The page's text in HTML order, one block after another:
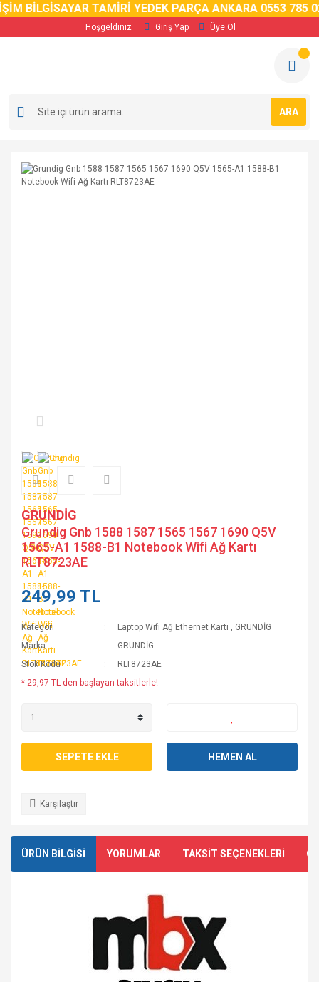
BİLGİSAYAR TAMİRİ YEDEK PARÇA ANKARA 0553 785 02
Hoşgeldiniz Giriş Yap Üye Ol
ARA
GRUNDİG
Grundig Gnb 1588 1587 1565 1567 1690 Q5V
1565-A1 1588-B1 Notebook Wifi Ağ Kartı
RLT8723AE
249,99 TL
Kategori Laptop Wifi Ağ Ethernet Kartı , GRUNDİG
Marka
GRUNDİG
Stok Kodu
RLT8723AE
* 29,97 TL den başlayan taksitlerle!
SEPETE EKLE HEMEN AL
Karşılaştır
ÜRÜN BİLGİSİ YORUMLAR TAKSİT SEÇENEKLERİ